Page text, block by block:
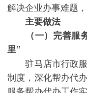
解决企业办事难题
主要做法
（一）完善服务
里”
驻马店市行政服
制度，深化帮办代